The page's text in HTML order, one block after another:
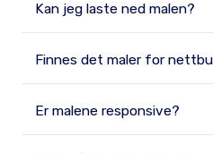
Kan jeg laste ned malen?
Finnes det maler for
Er malene responsive?